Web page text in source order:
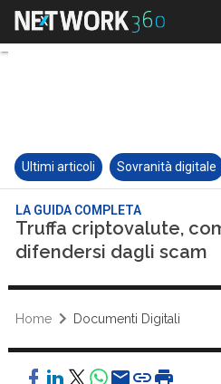
Ultimi articoli Sovranità digitale
LA GUIDA COMPLETA
Truffa criptovalute,
difendersi dagli scam
Home Documenti Digitali